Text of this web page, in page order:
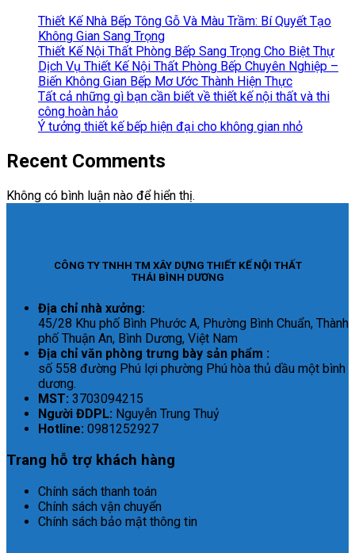
Thiết Kế Nhà Bếp Tông Gỗ Và Màu Trầm: Bí Quyết Tạo
Không Gian Sang Trọng
Thiết Kế Nội Thất Phòng Bếp Sang Trọng Cho Biệt Thự
Dịch Vụ Thiết Kế Nội Thất Phòng Bếp Chuyên Nghiệp –
Biến Không Gian Bếp Mơ Ước Thành Hiện Thực
Tất cả những gì bạn cần biết về thiết kế nội thất và thi
công hoàn hảo
Ý tưởng thiết kế bếp hiện đại cho không gian nhỏ
Recent Comments
Không có bình luận nào để hiển thị.
CÔNG TY TNHH TM XÂY DỰNG THIẾT KẾ NỘI THẤT
THÁI BÌNH DƯƠNG
Địa chỉ nhà xưởng:
45/28 Khu phố Bình Phước A, Phường Bình Chuẩn, Thành
phố Thuận An, Bình Dương, Việt Nam
Địa chỉ văn phòng trưng bày sản phẩm :
số 558 đường Phú lợi phường Phú hòa thủ dầu một bình
dương.
MST: 3703094215
Người ĐDPL: Nguyễn Trung Thuỷ
Hotline: 0981252927
Trang hỗ trợ khách hàng
Chính sách thanh toán
Chính sách vận chuyển
Chính sách bảo mật thông tin